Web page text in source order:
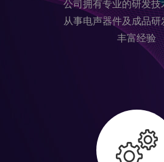
公司拥有专业的研发技
从事电声器件及成品研
丰富经验